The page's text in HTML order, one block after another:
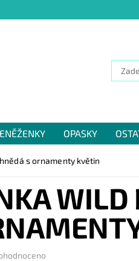
OPASKY
s ornamenty květin
WILD